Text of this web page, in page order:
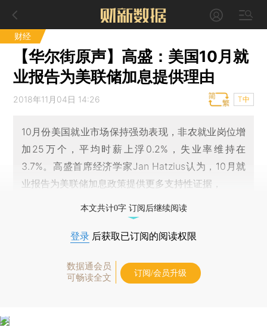
财经
【华尔街原声】高盛：美国10月就
业报告为美联储加息提供理由
2018年11月04日 14:26 T中
10月份美国就业市场保持强劲表现，非农就业岗位增
加25万个，平均时薪上浮0.2%，失业率维持在
3.7%。高盛首席经济学家Jan Hatzius认为，10月就
业报告为美联储加息政策提供更多支持性证据，
本文共计0字 订阅后继续阅读
登录 后获取已订阅的阅读权限
数据通会员
可畅读全文
订阅/会员升级